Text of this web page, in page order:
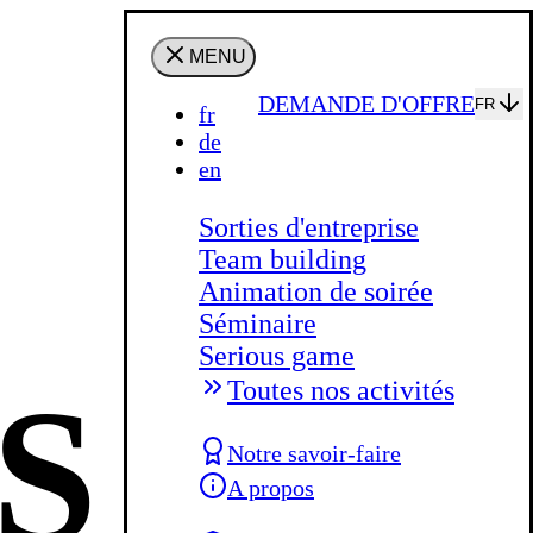
DEMANDE D'OFFREFR
MENU
fr
de
en
Sorties d'entreprise
Team building
Animation de soirée
Séminaire
Serious game
Toutes nos activités
Notre savoir-faire
A propos